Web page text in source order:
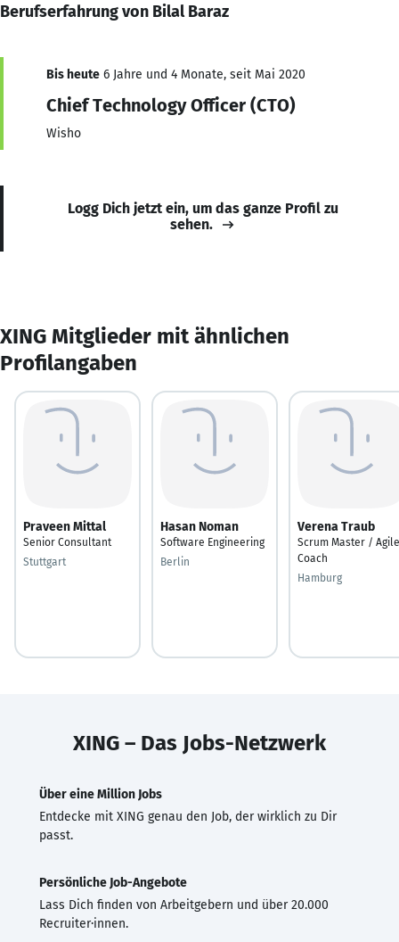
Berufserfahrung von Bilal Baraz
Bis heute 6 Jahre und 4 Monate, seit Mai 2020
Chief Technology Officer (CTO)
Wisho
Logg Dich jetzt ein, um das ganze Profil zu
sehen.
XING Mitglieder mit ähnlichen
Profilangaben
Praveen Mittal
Senior Consultant
Stuttgart
Hasan Noman
Software Engineering
Berlin
Verena Traub
Scrum Master / Agile
Coach
Hamburg
XING – Das Jobs-Netzwerk
Über eine Million Jobs
Entdecke mit XING genau den Job, der wirklich zu Dir
passt.
Persönliche Job-Angebote
Lass Dich finden von Arbeitgebern und über 20.000
Recruiter·innen.